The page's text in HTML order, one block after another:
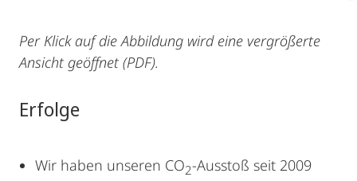
Per Klick auf die Abbildung wird eine vergrößerte
Ansicht geöffnet (PDF).
Erfolge
Wir haben unseren CO2-Ausstoß seit 2009